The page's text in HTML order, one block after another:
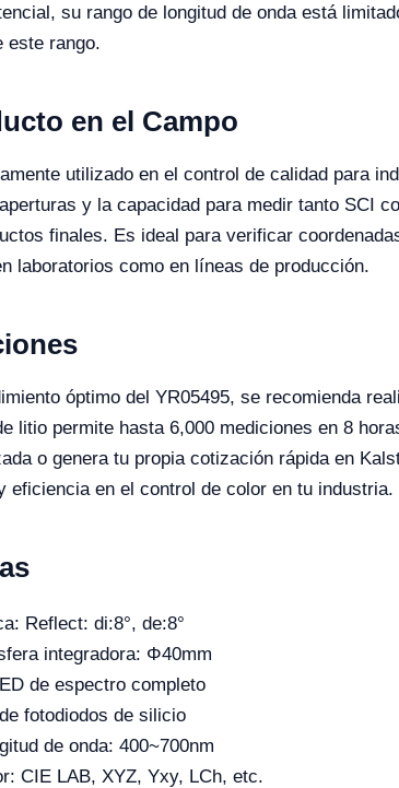
su rango de longitud de onda está
este rango.
en el Campo
utilizado en el control de calidad para
y la capacidad para medir tanto SCI
finales. Es ideal para verificar
laboratorios como en líneas de producción.
óptimo del YR05495, se recomienda
litio permite hasta 6,000 mediciones en 8
o genera tu propia cotización rápida en
eficiencia en el control de color en tu industria.
Reflect: di:8°, de:8°
integradora: Φ40mm
de espectro completo
fotodiodos de silicio
de onda: 400~700nm
CIE LAB, XYZ, Yxy, LCh, etc.